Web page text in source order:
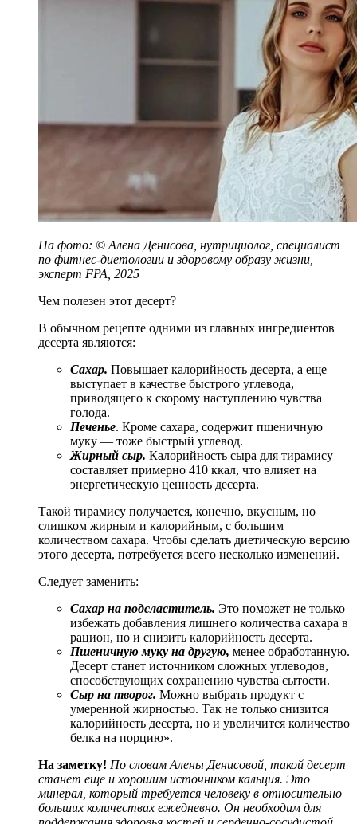
На фото: © Алена Денисова, нутрициолог, специалист
по фитнес-диетологии и здоровому образу жизни,
эксперт FPA, 2025
Чем полезен этот десерт?
В обычном рецепте одними из главных ингредиентов
десерта являются:
Сахар. Повышает калорийность десерта, а еще
выступает в качестве быстрого углевода,
приводящего к скорому наступлению чувства
голода.
Печенье. Кроме сахара, содержит пшеничную
муку — тоже быстрый углевод.
Жирный сыр. Калорийность сыра для тирамису
составляет примерно 410 ккал, что влияет на
энергетическую ценность десерта.
Такой тирамису получается, конечно, вкусным, но
слишком жирным и калорийным, с большим
количеством сахара. Чтобы сделать диетическую версию
этого десерта, потребуется всего несколько изменений.
Следует заменить:
Сахар на подсластитель. Это поможет не только
избежать добавления лишнего количества сахара в
рацион, но и снизить калорийность десерта.
Пшеничную муку на другую, менее обработанную.
Десерт станет источником сложных углеводов,
способствующих сохранению чувства сытости.
Сыр на творог. Можно выбрать продукт с
умеренной жирностью. Так не только снизится
калорийность десерта, но и увеличится количество
белка на порцию».
На заметку! По словам Алены Денисовой, такой десерт
станет еще и хорошим источником кальция. Это
минерал, который требуется человеку в относительно
больших количествах ежедневно. Он необходим для